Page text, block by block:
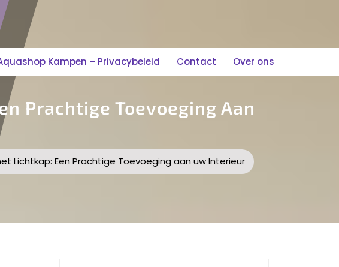
Kampen – Privacybeleid Contact Over ons
Prachtige Toevoeging Aan
Lichtkap: Een Prachtige Toevoeging aan uw Interieur